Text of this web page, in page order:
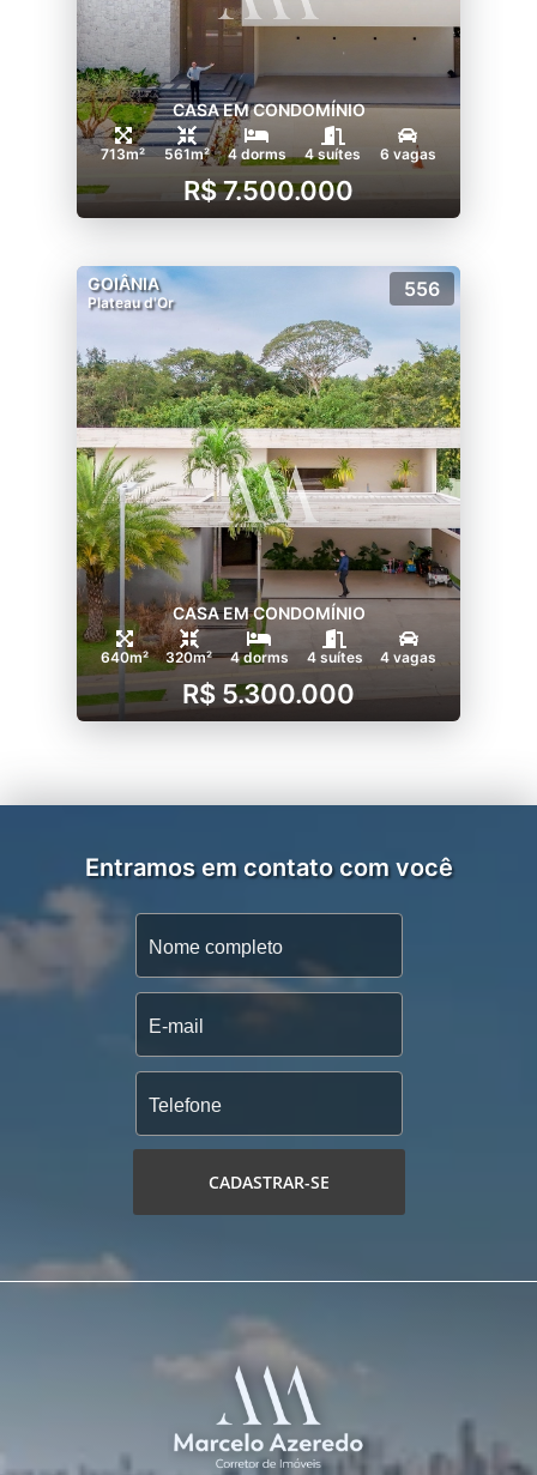
CASA EM CONDOMÍNIO
713m² 561m² 4 dorms 4 suítes 6 vagas
R$ 7.500.000
GOIÂNIA
Plateau d'Or
556
CASA EM CONDOMÍNIO
640m² 320m² 4 dorms 4 suítes 4 vagas
R$ 5.300.000
Entramos em contato com você
CADASTRAR-SE